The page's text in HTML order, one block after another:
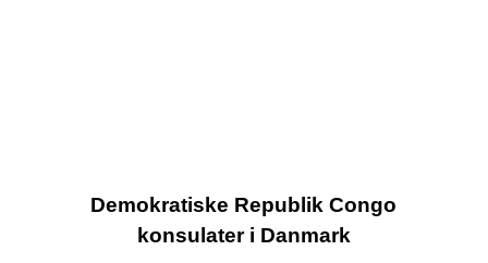
Demokratiske Republik Congo
konsulater i Danmark